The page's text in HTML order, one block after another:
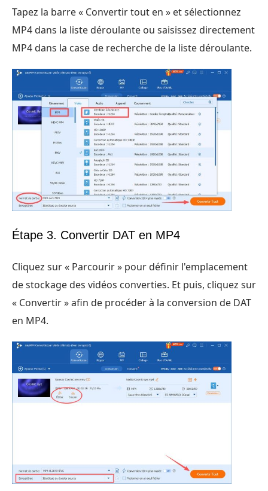
Tapez la barre « Convertir tout en » et sélectionnez
MP4 dans la liste déroulante ou saisissez directement
MP4 dans la case de recherche de la liste déroulante.
Étape 3. Convertir DAT en MP4
Cliquez sur « Parcourir » pour définir l'emplacement
de stockage des vidéos converties. Et puis, cliquez sur
« Convertir » afin de procéder à la conversion de DAT
en MP4.